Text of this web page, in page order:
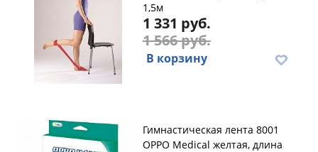
1,5м
1 331 руб.
1 566 руб.
В корзину
Гимнастическая лента 8001
OPPO Medical желтая, длина